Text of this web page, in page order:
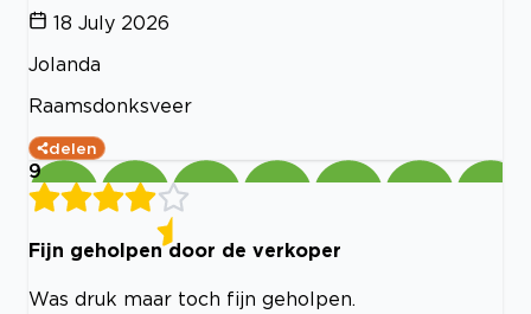
18 July 2026
Jolanda
Raamsdonksveer
delen
9
Fijn geholpen door de verkoper
Was druk maar toch fijn geholpen.